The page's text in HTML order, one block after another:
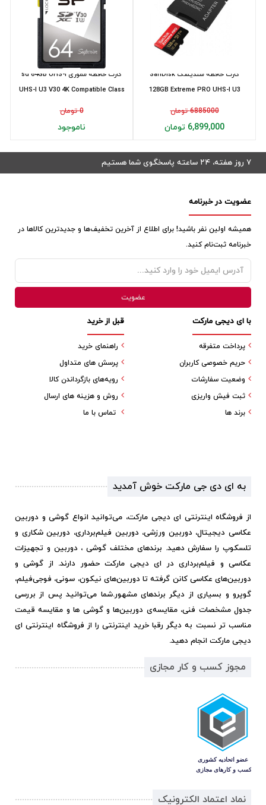
کارت حافظه مموری sd 64GB UHS-I
UHS-I U3 V30 4K Compatible Class
10 S...
0 تومان
ناموجود
کارت حافظه سنديسک SanDisk
128GB Extreme PRO UHS-I U3
microSDXC Card ...
6885000 تومان
6,899,000 تومان
۷ روز هفته، ۲۴ ساعته پاسخگوی شما هستیم
عضویت در خبرنامه
همیشه اولین نفر باشید! برای اطلاع از آخرین تخفیف‌ها و جدیدترین کالاها در
خبرنامه ثبت‌نام کنید.
قبل از خرید
راهنمای خرید
پرسش های متداول
رویه‌های بازگرداندن کالا
روش و هزینه های ارسال
تماس با ما
با ای دیجی مارکت
پرداخت متفرقه
حریم خصوصی کاربران
وضعیت سفارشات
ثبت فیش واریزی
برند ها
به ای دی جی مارکت خوش آمدید
از فروشگاه اینترنتی ای دیجی مارکت، می‌توانید انواع گوشی و دوربین
عکاسی دیجیتال، دوربین ورزشی، دوربین فیلم‌برداری، دوربین شکاری و
تلسکوپ را سفارش دهید. برندهای مختلف گوشی ، دوربین و تجهیزات
عکاسی و فیلم‌برداری در ای دیجی مارکت حضور دارند. از گوشی و
دوربین‌های عکاسی کانن گرفته تا دوربین‌های نیکون، سونی، فوجی‌فیلم،
گوپرو و بسیاری از دیگر برندهای مشهور.شما می‌توانید پس از بررسی
جدول مشخصات فنی، مقایسه‌ی دوربین‌ها و گوشی ها و مقایسه قیمت
مناسب تر نسبت به دیگر رقبا خرید اینترنتی را از فروشگاه اینترنتی ای
دیجی مارکت انجام دهید.
مجوز کسب و کار مجازی
نماد اعتماد الکترونیک